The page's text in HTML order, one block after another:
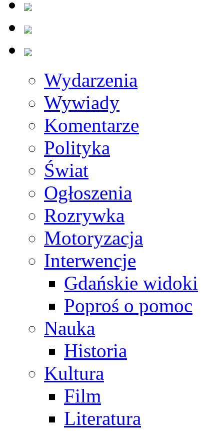
Wydarzenia
Wywiady
Komentarze
Polityka
Świat
Ogłoszenia
Rozrywka
Motoryzacja
Interwencje
Gdańskie widoki
Poproś o pomoc
Nauka
Historia
Kultura
Film
Literatura